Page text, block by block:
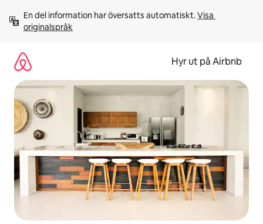
innehåll
En del information har översatts automatiskt. Visa
originalspråk
Hyr ut på Airbnb